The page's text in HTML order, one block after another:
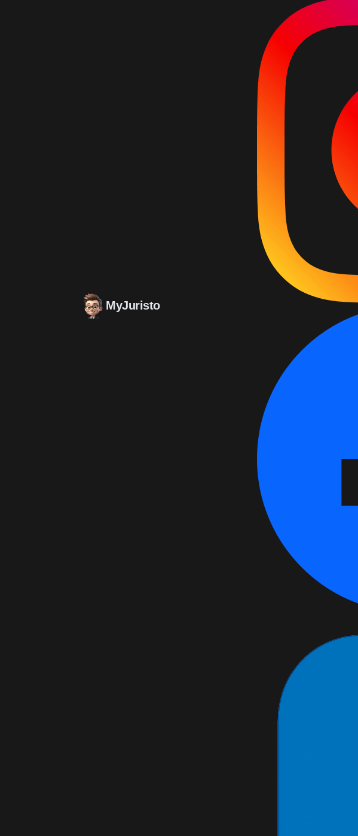
MyJuristo